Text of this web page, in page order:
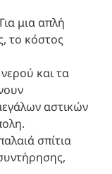
Για μια απλή
το κόστος
και τα
αστικών
σπίτια